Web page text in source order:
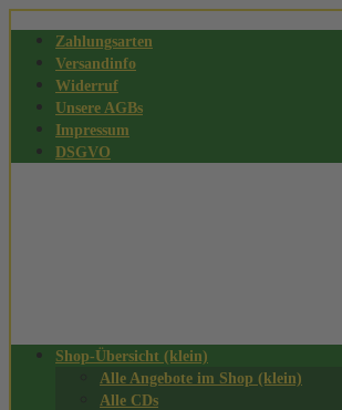
Zahlungsarten
Versandinfo
Widerruf
Unsere AGBs
Impressum
DSGVO
Shop-Übersicht (klein)
Alle Angebote im Shop (klein)
Alle CDs